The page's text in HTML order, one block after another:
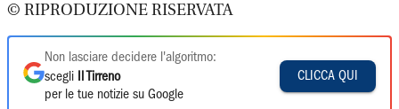
© RIPRODUZIONE RISERVATA
Non lasciare decidere l'algoritmo:
scegli
Il Tirreno
per le tue notizie su Google
CLICCA QUI